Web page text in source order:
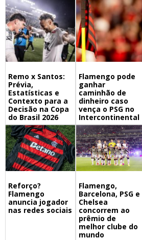
Remo x Santos:
Prévia,
Estatísticas e
Contexto para a
Decisão na Copa
do Brasil 2026
Flamengo pode
ganhar
caminhão de
dinheiro caso
vença o PSG no
Intercontinental
Reforço?
Flamengo
anuncia jogador
nas redes sociais
Flamengo,
Barcelona, PSG e
Chelsea
concorrem ao
prêmio de
melhor clube do
mundo